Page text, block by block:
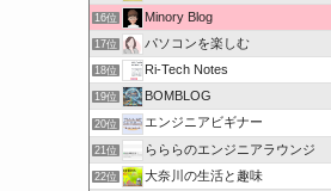
16位 Minory Blog
17位 パソコンを楽しむ
18位 Ri-Tech Notes
19位 BOMBLOG
20位 エンジニアビギナー
21位 らららのエンジニアラウンジ
22位 大奈川の生活と趣味